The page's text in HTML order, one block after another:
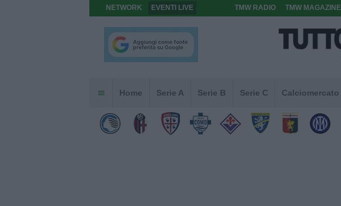
NETWORK EVENTI LIVE TMW RADIO TMW MAGAZINE
Home Serie A Serie B Serie C Calciomercato